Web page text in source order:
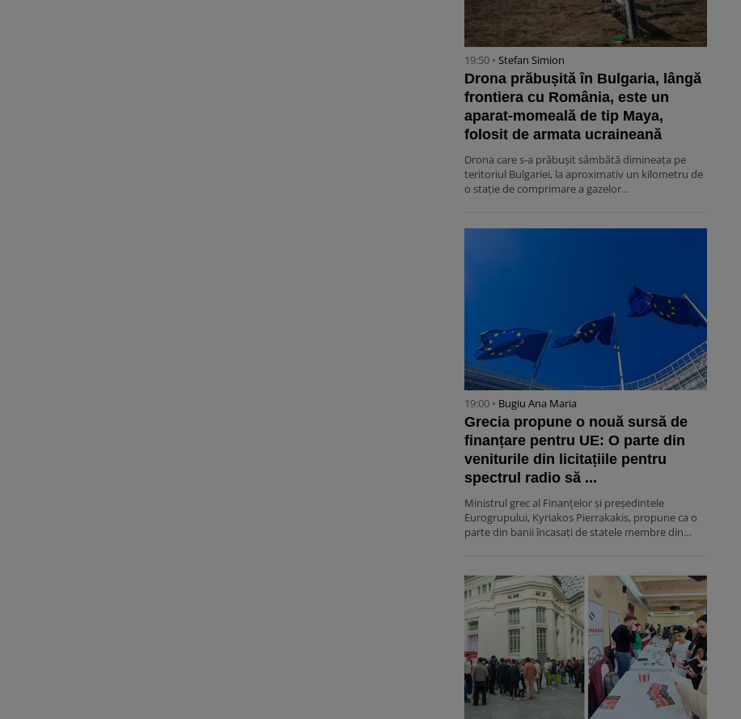
19:50 • Stefan Simion
Drona prăbușită în Bulgaria, lângă
frontiera cu România, este un
aparat-momeală de tip Maya,
folosit de armata ucraineană
Drona care s-a prăbușit sâmbătă dimineața pe
teritoriul Bulgariei, la aproximativ un kilometru de
o stație de comprimare a gazelor…
19:00 • Bugiu ⁠Ana Maria
Grecia propune o nouă sursă de
finanțare pentru UE: O parte din
veniturile din licitațiile pentru
spectrul radio să ...
Ministrul grec al Finanțelor și președintele
Eurogrupului, Kyriakos Pierrakakis, propune ca o
parte din banii încasați de statele membre din…